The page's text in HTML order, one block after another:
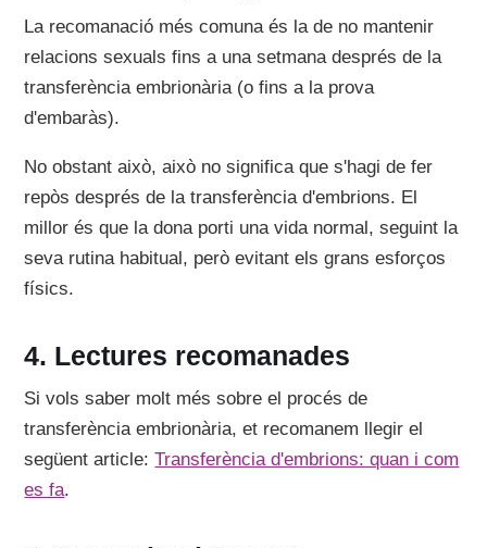
La recomanació més comuna és la de no mantenir
relacions sexuals fins a una setmana després de la
transferència embrionària (o fins a la prova
d'embaràs).
No obstant això, això no significa que s'hagi de fer
repòs després de la transferència d'embrions. El
millor és que la dona porti una vida normal, seguint la
seva rutina habitual, però evitant els grans esforços
físics.
Lectures recomanades
Si vols saber molt més sobre el procés de
transferència embrionària, et recomanem llegir el
següent article:Transferència d'embrions: quan i com
es fa.